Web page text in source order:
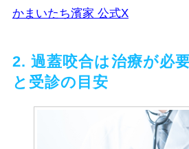
かまいたち濱家 公式X
2. 過蓋咬合は治療が必
と受診の目安